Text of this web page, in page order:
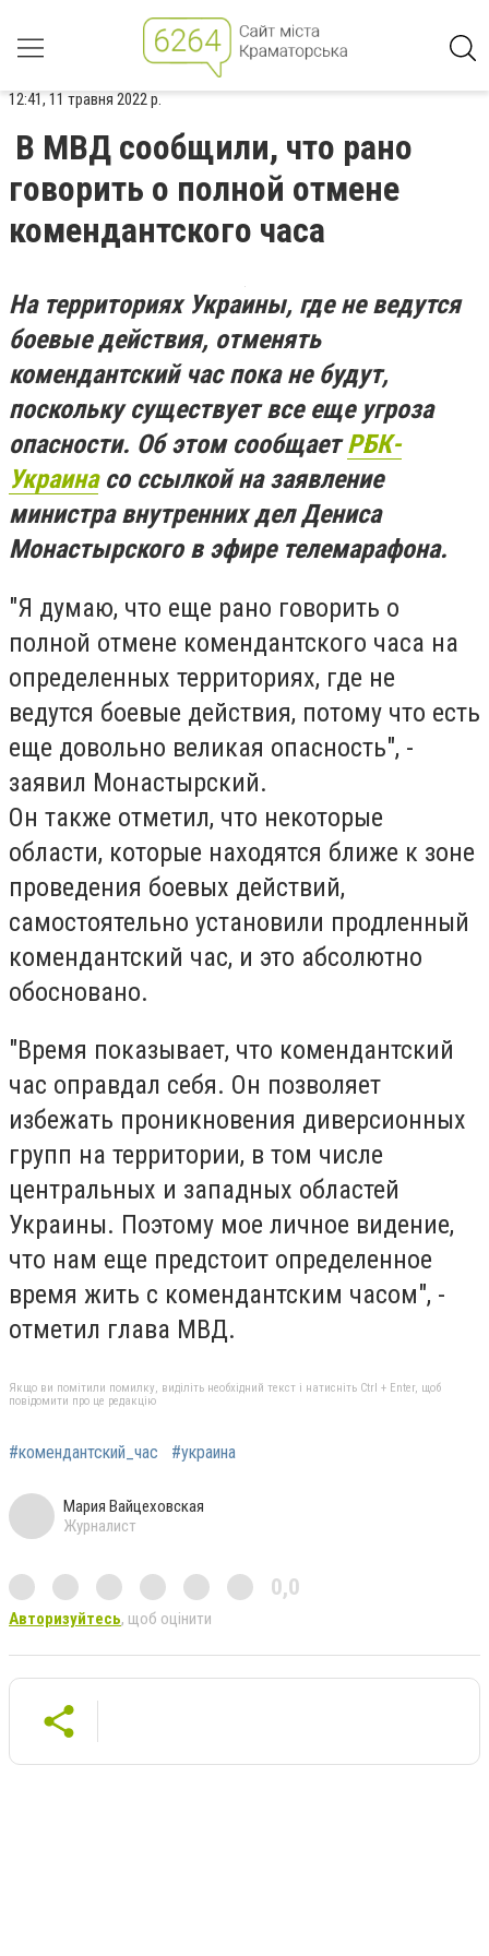
12:41, 11 травня 2022 р.
В МВД сообщили, что рано
говорить о полной отмене
комендантского часа
На территориях Украины, где не ведутся
боевые действия, отменять
комендантский час пока не будут,
поскольку существует все еще угроза
опасности. Об этом сообщаетРБК-
Украинасо ссылкой на заявление
министра внутренних дел Дениса
Монастырского в эфире телемарафона.
"Я думаю, что еще рано говорить о
полной отмене комендантского часа на
определенных территориях, где не
ведутся боевые действия, потому что есть
еще довольно великая опасность", -
заявил Монастырский.
Он также отметил, что некоторые
области, которые находятся ближе к зоне
проведения боевых действий,
самостоятельно установили продленный
комендантский час, и это абсолютно
обосновано.
"Время показывает, что комендантский
час оправдал себя. Он позволяет
избежать проникновения диверсионных
групп на территории, в том числе
центральных и западных областей
Украины. Поэтому мое личное видение,
что нам еще предстоит определенное
время жить с комендантским часом", -
отметил глава МВД.
Якщо ви помітили помилку, виділіть необхідний текст і натисніть Ctrl + Enter, щоб
повідомити про це редакцію
#комендантский_час #украина
Мария Вайцеховская
Журналист
0,0
Авторизуйтесь, щоб оцінити